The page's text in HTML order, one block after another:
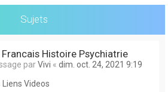
Sujets
Francais Histoire Psychiatrie
parVivi « dim. oct. 24, 2021 9:19
Liens Videos